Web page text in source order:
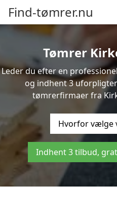
Find-tømrer.nu
Tømrer
Leder du efter en
og indhent 3
tømrerfirmaer fra
Hvorfor vælge
Indhent 3 tilbud,